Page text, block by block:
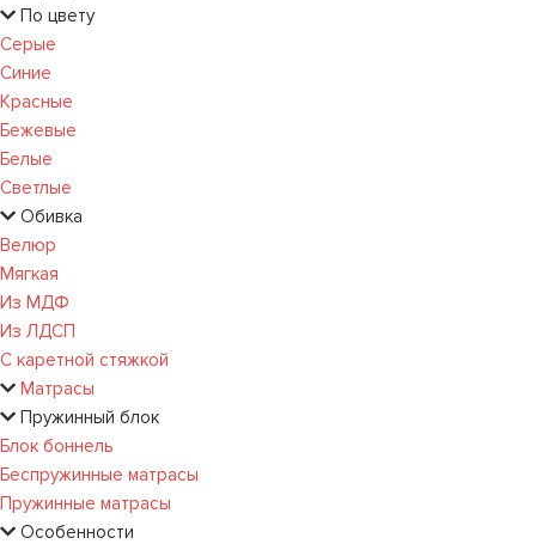
По цвету
Серые
Синие
Красные
Бежевые
Белые
Светлые
Обивка
Велюр
Мягкая
Из МДФ
Из ЛДСП
С каретной стяжкой
Матрасы
Пружинный блок
Блок боннель
Беспружинные матрасы
Пружинные матрасы
Особенности